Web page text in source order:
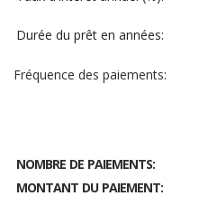
Durée du prêt en années:
Fréquence des paiements:
NOMBRE DE PAIEMENTS:
MONTANT DU PAIEMENT: